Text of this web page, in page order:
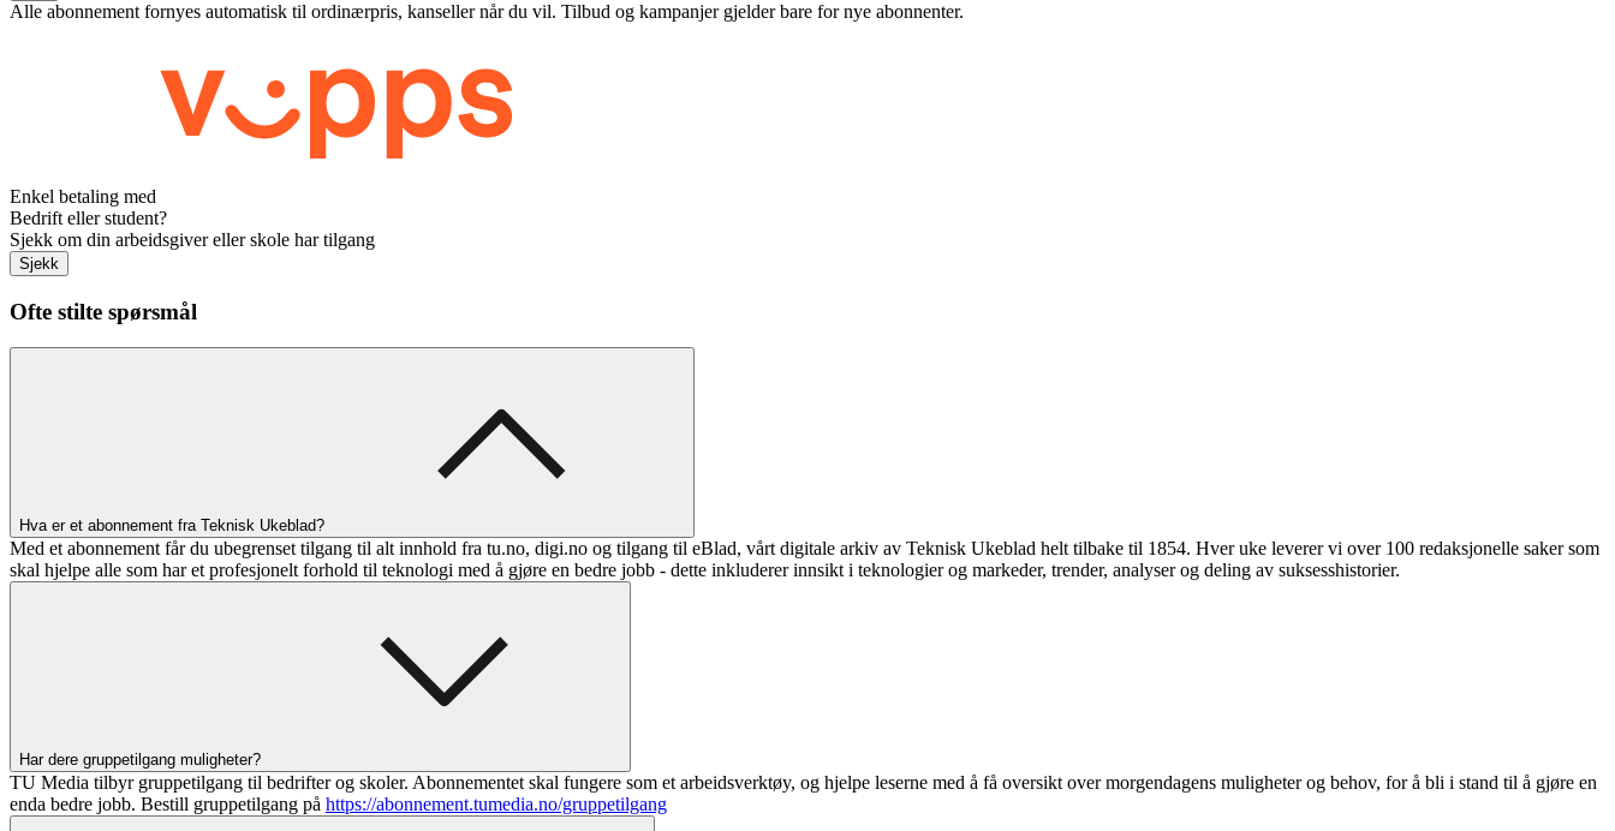
Alle abonnement fornyes automatisk til ordinærpris, kanseller når du vil. Tilbud og kampanjer gjelder bare for nye abonnenter.
Enkel betaling med
Bedrift eller student?
Sjekk om din arbeidsgiver eller skole har tilgang
Sjekk
Ofte stilte spørsmål
Hva er et abonnement fra Teknisk Ukeblad?
Med et abonnement får du ubegrenset tilgang til alt innhold fra tu.no, digi.no og tilgang til eBlad, vårt digitale arkiv av Teknisk Ukeblad helt tilbake til 1854. Hver uke leverer vi over 100 redaksjonelle saker som
skal hjelpe alle som har et profesjonelt forhold til teknologi med å gjøre en bedre jobb - dette inkluderer innsikt i teknologier og markeder, trender, analyser og deling av suksesshistorier.
Har dere gruppetilgang muligheter?
TU Media tilbyr gruppetilgang til bedrifter og skoler. Abonnementet skal fungere som et arbeidsverktøy, og hjelpe leserne med å få oversikt over morgendagens muligheter og behov, for å bli i stand til å gjøre en
enda bedre jobb. Bestill gruppetilgang på https://abonnement.tumedia.no/gruppetilgang